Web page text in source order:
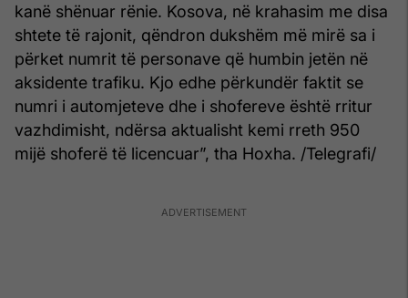
kanë shënuar rënie. Kosova, në krahasim me disa
shtete të rajonit, qëndron dukshëm më mirë sa i
përket numrit të personave që humbin jetën në
aksidente trafiku. Kjo edhe përkundër faktit se
numri i automjeteve dhe i shofereve është rritur
vazhdimisht, ndërsa aktualisht kemi rreth 950
mijë shoferë të licencuar”, tha Hoxha. /Telegrafi/